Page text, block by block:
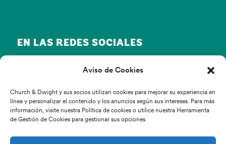
Aviso de Cookies
Church & Dwight y sus socios utilizan cookies para mejorar su experiencia en
línea y personalizar el contenido y los anuncios según sus intereses. Para más
información, visite nuestra Política de cookies o utilice nuestra Herramienta
de Gestión de Cookies para gestionar sus opciones.
EN LAS REDES SOCIALES
© Copyright Church & Dwight 2022